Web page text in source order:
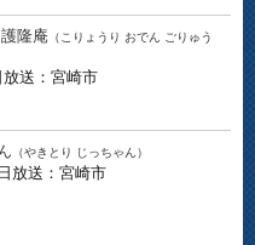
隆庵 （こりょうり おでん ごりゅう
送：宮崎市
（やきとり じっちゃん）
放送：宮崎市